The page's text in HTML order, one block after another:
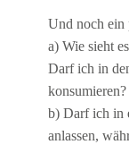
Und noch ein
a) Wie sieht
Darf ich in
konsumieren?
b) Darf ich in
anlassen,